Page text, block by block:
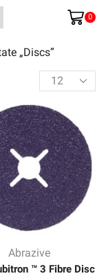
0
„Discs”
Products
per
page
Abrazive
™ 3 Fibre Disc